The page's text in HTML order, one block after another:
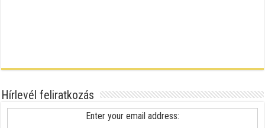
Hírlevél feliratkozás
Enter your email address: